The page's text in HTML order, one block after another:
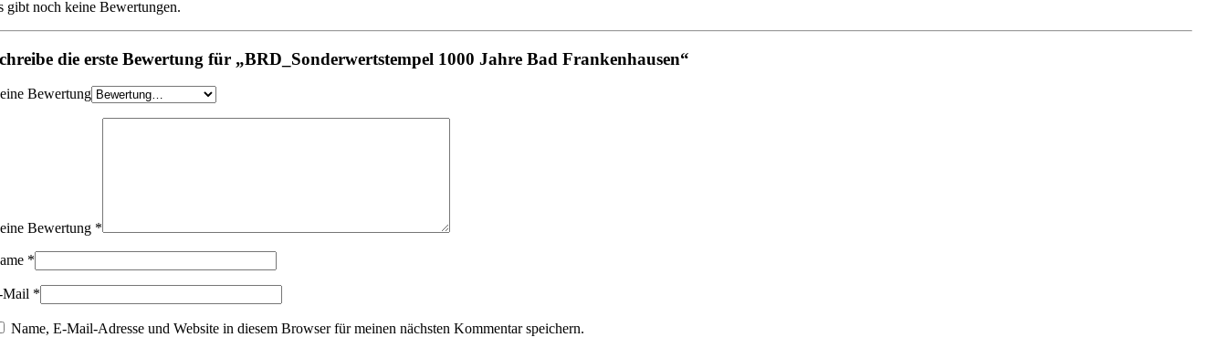
gibt noch keine Bewertungen.
die erste Bewertung für „BRD_Sonderwertstempel 1000 Jahre Bad Frankenhausen“
Bewertung
Bewertung *
*
Mail *
Name, E-Mail-Adresse und Website in diesem Browser für meinen nächsten Kommentar speichern.